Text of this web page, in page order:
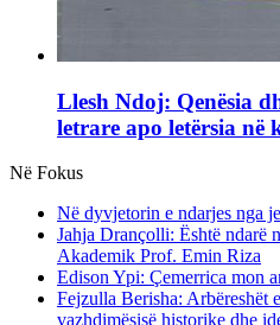
Llesh Ndoj: Qenësia
letrare apo letërsia në
Në Fokus
Në dyvjetorin e ndarjes nga
Jahja Drançolli: Është ndarë
Akademik Prof. Emin Riza
Edison Ypi: Çemerrica mon
Fejzulla Berisha: Arbëreshët
vazhdimësisë historike dhe